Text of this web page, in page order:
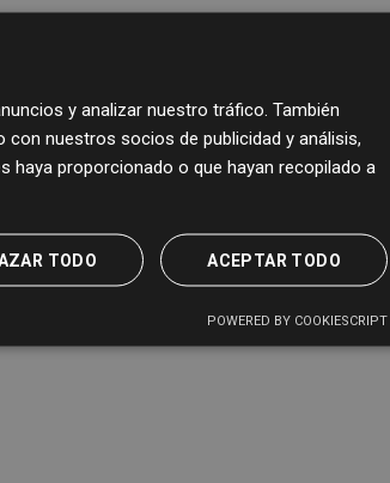
y analizar nuestro tráfico. También
nuestros socios de publicidad y análisis,
haya proporcionado o que hayan recopilado a
ACEPTAR TODO
TODO
POWERED BY COOKIESCRIPT